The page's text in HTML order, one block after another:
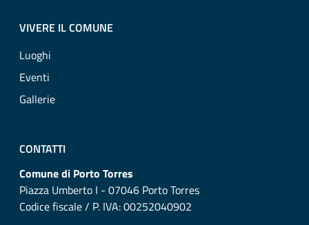
VIVERE IL COMUNE
Luoghi
Eventi
Gallerie
CONTATTI
Comune di Porto Torres
Piazza Umberto I - 07046 Porto Torres
Codice fiscale / P. IVA: 00252040902